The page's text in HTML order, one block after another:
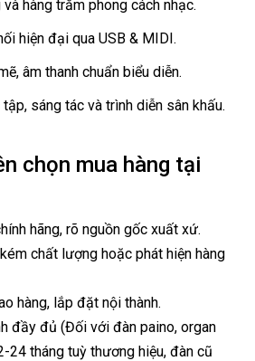
hàng trăm phong cách nhạc.
hiện đại qua USB & MIDI.
âm thanh chuẩn biểu diễn.
sáng tác và trình diễn sân khấu.
chọn mua hàng tại
hãng, rõ nguồn gốc xuất xứ.
chất lượng hoặc phát hiện hàng
hàng, lắp đặt nội thành.
đầy đủ (Đối với đàn paino, organ
24 tháng tuỳ thương hiệu, đàn cũ